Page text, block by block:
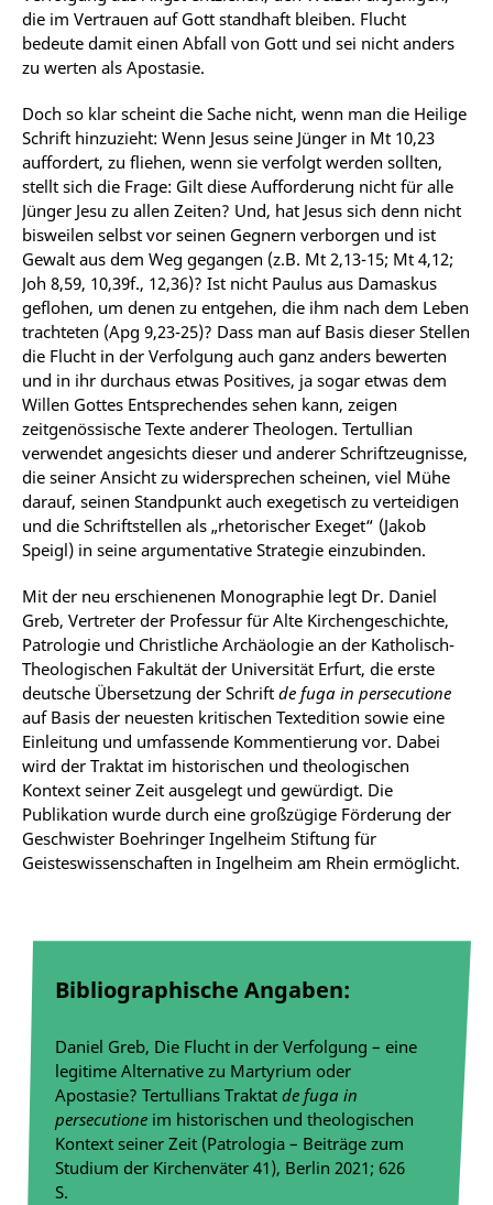
die im Vertrauen auf Gott standhaft bleiben. Flucht
bedeute damit einen Abfall von Gott und sei nicht anders
zu werten als Apostasie.
Doch so klar scheint die Sache nicht, wenn man die Heilige
Schrift hinzuzieht: Wenn Jesus seine Jünger in Mt 10,23
auffordert, zu fliehen, wenn sie verfolgt werden sollten,
stellt sich die Frage: Gilt diese Aufforderung nicht für alle
Jünger Jesu zu allen Zeiten? Und, hat Jesus sich denn nicht
bisweilen selbst vor seinen Gegnern verborgen und ist
Gewalt aus dem Weg gegangen (z.B. Mt 2,13-15; Mt 4,12;
Joh 8,59, 10,39f., 12,36)? Ist nicht Paulus aus Damaskus
geflohen, um denen zu entgehen, die ihm nach dem Leben
trachteten (Apg 9,23-25)? Dass man auf Basis dieser Stellen
die Flucht in der Verfolgung auch ganz anders bewerten
und in ihr durchaus etwas Positives, ja sogar etwas dem
Willen Gottes Entsprechendes sehen kann, zeigen
zeitgenössische Texte anderer Theologen. Tertullian
verwendet angesichts dieser und anderer Schriftzeugnisse,
die seiner Ansicht zu widersprechen scheinen, viel Mühe
darauf, seinen Standpunkt auch exegetisch zu verteidigen
und die Schriftstellen als „rhetorischer Exeget“ (Jakob
Speigl) in seine argumentative Strategie einzubinden.
Mit der neu erschienenen Monographie legt Dr. Daniel
Greb, Vertreter der Professur für Alte Kirchengeschichte,
Patrologie und Christliche Archäologie an der Katholisch-
Theologischen Fakultät der Universität Erfurt, die erste
deutsche Übersetzung der Schrift de fuga in persecutione
auf Basis der neuesten kritischen Textedition sowie eine
Einleitung und umfassende Kommentierung vor. Dabei
wird der Traktat im historischen und theologischen
Kontext seiner Zeit ausgelegt und gewürdigt. Die
Publikation wurde durch eine großzügige Förderung der
Geschwister Boehringer Ingelheim Stiftung für
Geisteswissenschaften in Ingelheim am Rhein ermöglicht.
Bibliographische Angaben:
Daniel Greb, Die Flucht in der Verfolgung – eine
legitime Alternative zu Martyrium oder
Apostasie? Tertullians Traktat de fuga in
persecutione im historischen und theologischen
Kontext seiner Zeit (Patrologia – Beiträge zum
Studium der Kirchenväter 41), Berlin 2021; 626
S.